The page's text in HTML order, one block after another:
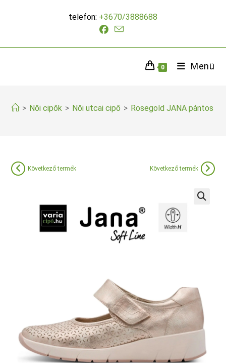
telefon: +3670/3888688
0 Menü
> Női cipők > Női utcai cipő > Rosegold JANA pántos
Következő termék Következő termék